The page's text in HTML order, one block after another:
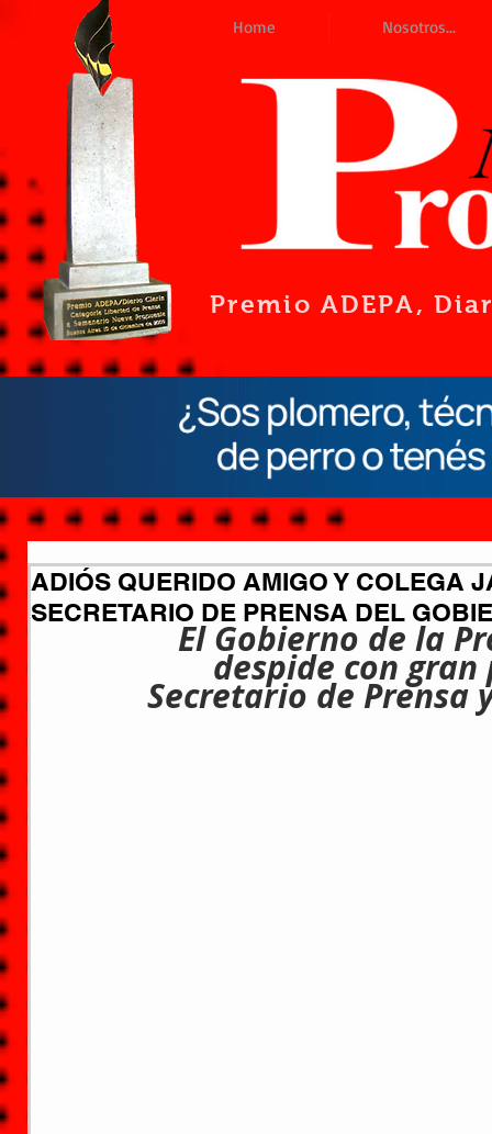
Home Nosotros...
Premio ADEPA,
ADIÓS QUERIDO AMIGO Y COLEGA
SECRETARIO DE PRENSA DEL
El Gobierno de la
despide con
Secretario de Prensa